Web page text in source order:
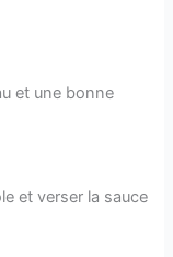
et une bonne
et verser la sauce